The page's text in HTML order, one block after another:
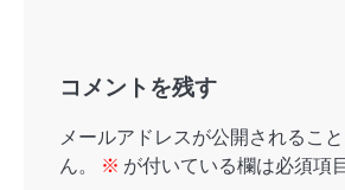
コメントを残す
メールアドレスが公開されるこ
ん。
※ が付いている欄は必須項